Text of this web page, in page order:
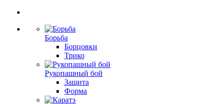
Борьба
Борцовки
Трико
Рукопашный бой
Защита
Форма